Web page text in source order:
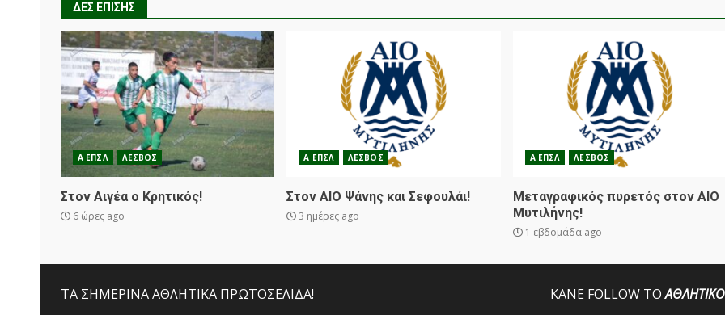
ΔΕΣ ΕΠΙΣΗΣ
Α ΕΠΣΛ ΛΕΣΒΟΣ
Στον Αιγέα ο Κρητικός!
6 ώρες ago
Α ΕΠΣΛ ΛΕΣΒΟΣ
Στον ΑΙΟ Ψάνης και Σεφουλάι!
3 ημέρες ago
Α ΕΠΣΛ ΛΕΣΒΟΣ
Μεταγραφικός πυρετός στον ΑΙΟ
Μυτιλήνης!
1 εβδομάδα ago
ΤΑ ΣΗΜΕΡΙΝΑ ΑΘΛΗΤΙΚΑ ΠΡΩΤΟΣΕΛΙΔΑ! ΚΑΝΕ FOLLOW ΤΟΑΘΛΗΤΙΚΟ